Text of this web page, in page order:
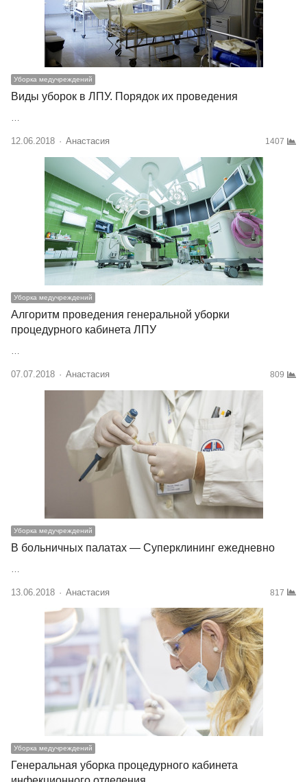
Уборка медучреждений
Виды уборок в ЛПУ. Порядок их проведения
12.06.2018 Author
Анастасия 1407
Уборка медучреждений
Алгоритм проведения генеральной уборки
процедурного кабинета ЛПУ
07.07.2018 Author
Анастасия 809
Уборка медучреждений
В больничных палатах — Суперклининг ежедневно
13.06.2018 Author
Анастасия 817
Уборка медучреждений
Генеральная уборка процедурного кабинета